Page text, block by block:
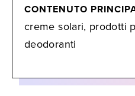
CONTENUTO
creme solari, prodotti
deodoranti